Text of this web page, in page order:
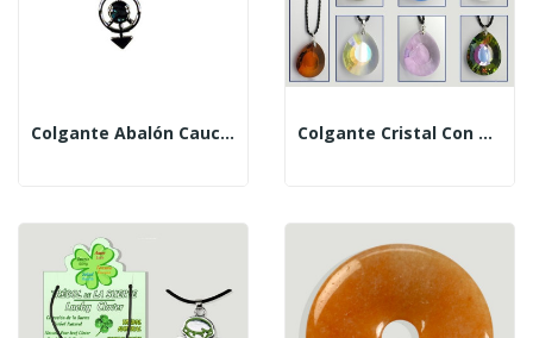
Colgante Abalón Caucho Caucho Signo Hombre Colgante Cristal Con Cordón. Modelo Lagrima . Colo